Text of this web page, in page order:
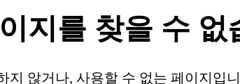
지를 찾을 수 없
지 않거나, 사용할 수 없는 페이지입